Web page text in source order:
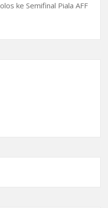
ke Semifinal Piala AFF